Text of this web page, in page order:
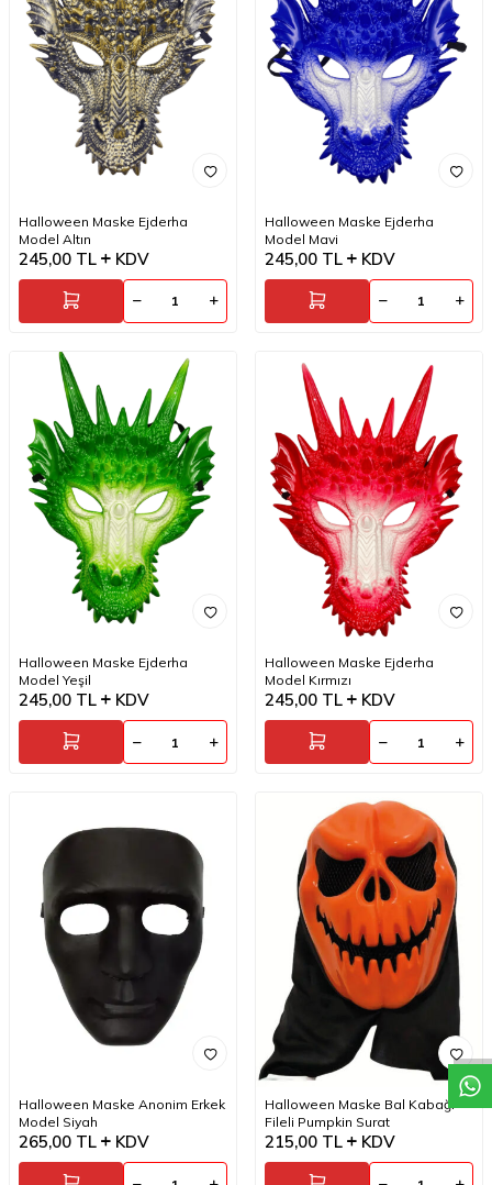
WhatappDesteHatt
Halloween Maske Ejderha
Model Altın
245,00 TL KDV
Halloween Maske Ejderha
Model Mavi
245,00 TL KDV
Halloween Maske Ejderha
Model Yeşil
245,00 TL KDV
Halloween Maske Ejderha
Model Kırmızı
245,00 TL KDV
Halloween Maske Anonim Erkek
Model Siyah
265,00 TL KDV
Halloween Maske Bal Kabağı
Fileli Pumpkin Surat
215,00 TL KDV